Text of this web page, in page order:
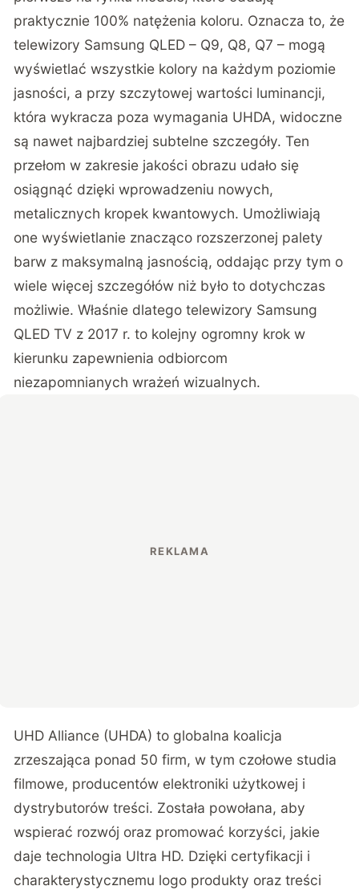
praktycznie 100% natężenia koloru. Oznacza to, że
telewizory Samsung QLED – Q9, Q8, Q7 – mogą
wyświetlać wszystkie kolory na każdym poziomie
jasności, a przy szczytowej wartości luminancji,
która wykracza poza wymagania UHDA, widoczne
są nawet najbardziej subtelne szczegóły. Ten
przełom w zakresie jakości obrazu udało się
osiągnąć dzięki wprowadzeniu nowych,
metalicznych kropek kwantowych. Umożliwiają
one wyświetlanie znacząco rozszerzonej palety
barw z maksymalną jasnością, oddając przy tym o
wiele więcej szczegółów niż było to dotychczas
możliwie. Właśnie dlatego telewizory Samsung
QLED TV z 2017 r. to kolejny ogromny krok w
kierunku zapewnienia odbiorcom
niezapomnianych wrażeń wizualnych.
UHD Alliance (UHDA) to globalna koalicja
zrzeszająca ponad 50 firm, w tym czołowe studia
filmowe, producentów elektroniki użytkowej i
dystrybutorów treści. Została powołana, aby
wspierać rozwój oraz promować korzyści, jakie
daje technologia Ultra HD. Dzięki certyfikacji i
charakterystycznemu logo produkty oraz treści